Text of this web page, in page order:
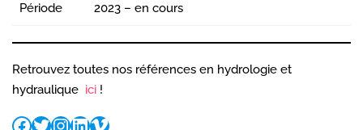
Période 2023 – en cours
Retrouvez toutes nos références en hydrologie et
hydraulique ici !